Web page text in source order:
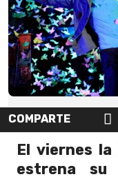
COMPARTE
El viernes
estrena su